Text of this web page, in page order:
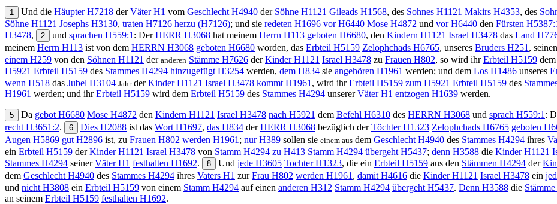
1 Und die HäupterH7218 derVäterH1 vom Geschlecht H4940 der Söhne H1121 Gileads H1568, des Sohnes H1121 Makirs H4353, des
Söhne H1121 Josephs H3130, traten H7126 herzu (H7126); und sie redeten H1696 vorH6440 Mose H4872 und vorH6440 den Fürsten
H3478, 2 und sprachen H559:1 : DerHERR H3068 hat meinem Herrn H113 geboten H6680, den Kindern H1121 Israel H3478 das Land
meinem Herrn H113 ist von dem HERRN H3068 geboten H6680 worden, das Erbteil H5159 Zelophchads H6765, unseres Bruders H251 , seinen
einem H259 von den Söhnen H1121 der anderen Stämme H7626 derKinderH1121 Israel H3478 zu Frauen H802, so wird ihrErbteil H5159 dem
H5921 Erbteil H5159 des Stammes H4294 hinzugefügt H3254 werden, dem H834 sie angehören H1961 werden; und dem Los H1486 unseres
wenn H518 das Jubel H3104-JahrderKinderH1121 Israel H3478 kommt H1961 , wird ihrErbteil H5159 zum H5921 Erbteil H5159 des
H1961 werden; und ihrErbteil H5159 wird dem Erbteil H5159 des Stammes H4294 unsererVäterH1 entzogen H1639 werden.
5 Da gebot H6680 Mose H4872 den Kindern H1121 Israel H3478 nach H5921 dem Befehl H6310 des HERRN H3068 und sprach H559:1 :
recht H3651:2. 6 Dies H2088 ist das Wort H1697, das H834 derHERR H3068 bezüglich derTöchterH1323 Zelophchads H6765 geboten
Augen H5869 gut H2896 ist, zu Frauen H802 werden H1961 ; nurH389 sollen sie einem aus dem Geschlecht H4940 des Stammes H4294 ihres
ein Erbteil H5159 derKinderH1121 Israel H3478 von Stamm H4294 zu H413 Stamm H4294 übergeht H5437; denn H3588 die KinderH1121
Stammes H4294 seinerVäterH1 festhalten H1692. 8 Und jede H3605 TochterH1323, die ein Erbteil H5159 aus den Stämmen H4294 der
dem Geschlecht H4940 des Stammes H4294 ihres Vaters H1 zurFrau H802 werden H1961 , damit H4616 die KinderH1121 Israel H3478 ein
und nicht H3808 ein Erbteil H5159 von einem Stamm H4294 auf einen anderen H312 Stamm H4294 übergeht H5437. Denn H3588 die Stämme
an seinem Erbteil H5159 festhalten H1692.